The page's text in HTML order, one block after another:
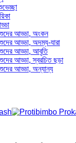
আড্ডা, অংকন
আড্ডা, অদম্য-যারা
আড্ডা, আবৃতি
আড্ডা, স্বরচিত ছড়া
আড্ডা, অন্যান্য